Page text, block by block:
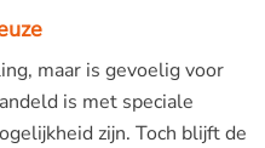
maar is gevoelig voor
is met speciale
zijn. Toch blijft de